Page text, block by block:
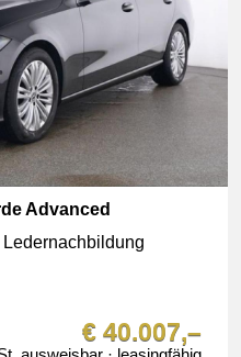
Advanced
€ 40.007,–